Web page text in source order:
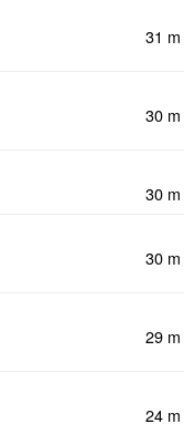
31 m
30 m
30 m
30 m
29 m
24 m